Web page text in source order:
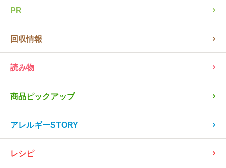
PR
回収情報
読み物
商品ピックアップ
アレルギーSTORY
レシピ